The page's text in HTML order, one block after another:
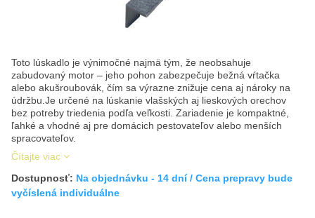
Toto lúskadlo je výnimočné najmä tým, že neobsahuje
zabudovaný motor – jeho pohon zabezpečuje bežná vŕtačka
alebo akušroubovák, čím sa výrazne znižuje cena aj nároky na
údržbu.Je určené na lúskanie vlašských aj lieskových orechov
bez potreby triedenia podľa veľkosti. Zariadenie je kompaktné,
ľahké a vhodné aj pre domácich pestovateľov alebo menších
spracovateľov.
Čítajte viac
Dostupnosť: Na objednávku - 14 dní / Cena prepravy bude
vyčíslená individuálne